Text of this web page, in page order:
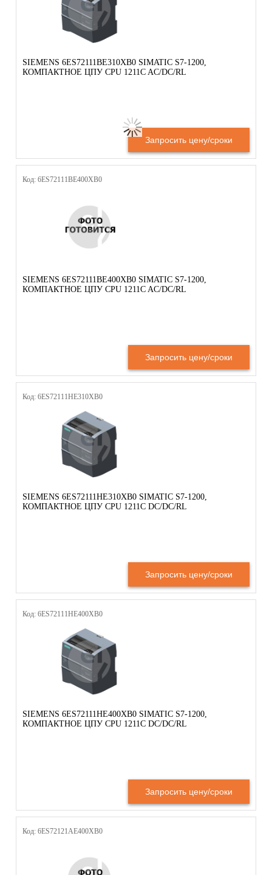
SIEMENS 6ES72111BE310XB0 SIMATIC S7-1200,
КОМПАКТНОЕ ЦПУ CPU 1211C AC/DC/RL
Запросить цену/сроки
Код: 6ES72111BE400XB0
SIEMENS 6ES72111BE400XB0 SIMATIC S7-1200,
КОМПАКТНОЕ ЦПУ CPU 1211C AC/DC/RL
Запросить цену/сроки
Код: 6ES72111HE310XB0
SIEMENS 6ES72111HE310XB0 SIMATIC S7-1200,
КОМПАКТНОЕ ЦПУ CPU 1211C DC/DC/RL
Запросить цену/сроки
Код: 6ES72111HE400XB0
SIEMENS 6ES72111HE400XB0 SIMATIC S7-1200,
КОМПАКТНОЕ ЦПУ CPU 1211C DC/DC/RL
Запросить цену/сроки
Код: 6ES72121AE400XB0